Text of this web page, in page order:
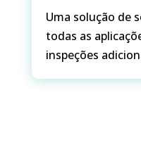
Uma solução de
todas as
inspeções